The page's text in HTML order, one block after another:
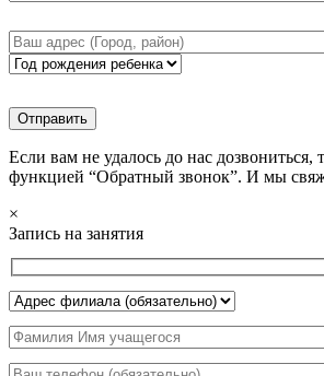
Если вам не удалось до нас дозвониться,
функцией “Обратный звонок”. И мы
×
Запись на занятия